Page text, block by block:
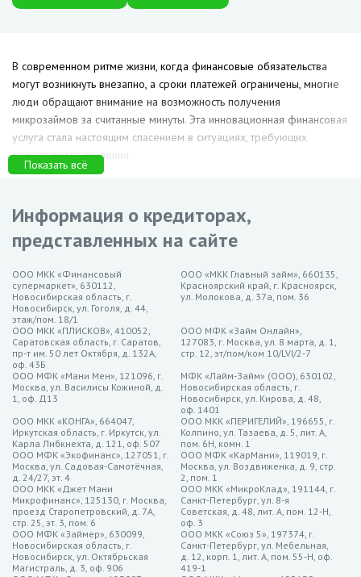
В современном ритме жизни, когда финансовые обязательства
могут возникнуть внезапно, а сроки платежей ограничены, многие
люди обращают внимание на возможность получения
микрозаймов за считанные минуты. Эта инновационная финансовая
услуга стала настоящим спасением в ситуациях, требующих
оперативного решения.
минут в Кургане
Займер — до 30 000 рублей на срок до 21 дня, ставка от
0%
MoneyMan — до 30 000 рублей на срок до 21 дня, ставка от
0%
МигКредит — до 30 000 рублей на срок до 21 дня, ставка
от 0%
Особенности микрозаймов за
5 минут в Кургане
Оперативность и доступность. Получение микрозайма за 5
минут – это не просто обещание, а реальная практика. Онлайн-
сервисы предоставления микрозаймов организовали
максимально удобные процессы оформления. Вам лишь
необходимо заполнить короткую анкету с минимальными
данными, и ответ на ваш запрос поступит буквально в течение
нескольких минут.
Минимальные требования к документам. В отличие от
Показать всё
Информация о кредиторах,
представленных на сайте
ООО МКК «Финансовый
супермаркет», 630112,
Новосибирская область, г.
Новосибирск, ул. Гоголя, д. 44,
этаж/пом. 18/1
ООО «МКК Главный займ», 660135,
Красноярский край, г. Красноярск,
ул. Молокова, д. 37а, пом. 36
ООО МКК «ПЛИСКОВ», 410052,
Саратовская область, г. Саратов,
пр-т им. 50 лет Октября, д. 132А,
оф. 43Б
ООО МФК «Займ Онлайн»,
127083, г. Москва, ул. 8 марта, д. 1,
стр. 12, эт/пом/ком 10/LVI/2-7
ООО МФК «Мани Мен», 121096, г.
Москва, ул. Василисы Кожиной, д.
1, оф. Д13
МФК «Лайм-Займ» (ООО), 630102,
Новосибирская область, г.
Новосибирск, ул. Кирова, д. 48,
оф. 1401
ООО МКК «КОНГА», 664047,
Иркутская область, г. Иркутск, ул.
Карла Либкнехта, д. 121, оф. 507
ООО МКК «ПЕРИГЕЛИЙ», 196655, г.
Колпино, ул. Тазаева, д. 5, лит. А,
пом. 6Н, комн. 1
ООО МФК «Экофинанс», 127051, г.
Москва, ул. Садовая-Самотёчная,
д. 24/27, эт. 4
ООО МФК «КарМани», 119019, г.
Москва, ул. Воздвиженка, д. 9, стр.
2, пом. 1
ООО МКК «Джет Мани
Микрофинанс», 125130, г. Москва,
проезд Старопетровский, д. 7А,
стр. 25, эт. 3, пом. 6
ООО МКК «МикроКлад», 191144, г.
Санкт-Петербург, ул. 8-я
Советская, д. 48, лит. А, пом. 12-Н,
оф. 3
ООО МФК «Займер», 630099,
Новосибирская область, г.
Новосибирск, ул. Октябрьская
Магистраль, д. 3, оф. 906
ООО МКК «Союз 5», 197374, г.
Санкт-Петербург, ул. Мебельная,
д. 12, корп. 1, лит. А, пом. 55-Н, оф.
419-1